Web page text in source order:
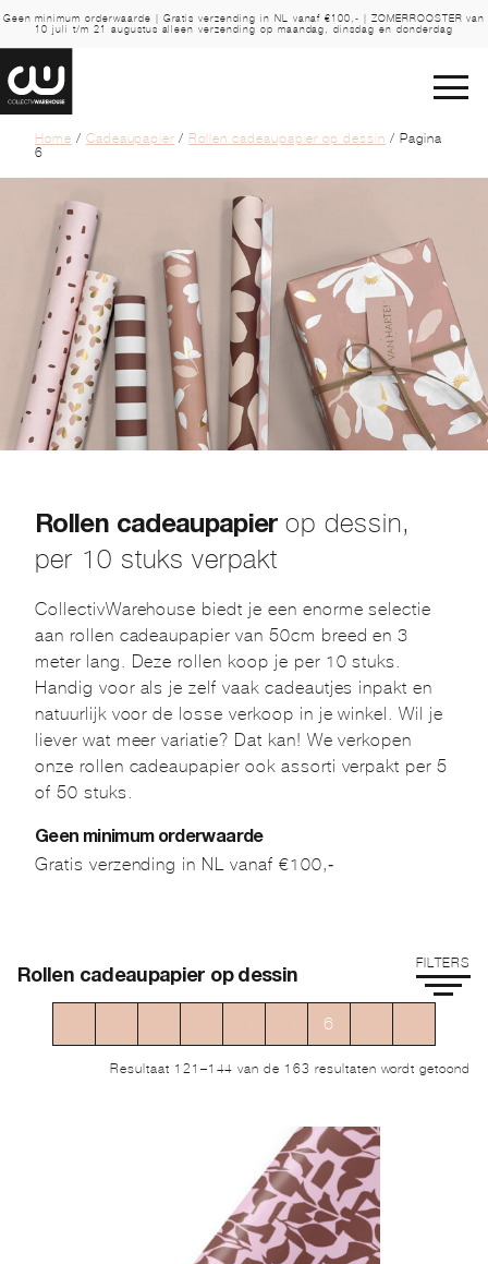
Geen minimum orderwaarde | Gratis verzending in NL vanaf €100,- | ZOMERROOSTER van
10 juli t/m 21 augustus alleen verzending op maandag, dinsdag en donderdag
Home / Cadeaupapier / Rollen cadeaupapier op dessin / Pagina
6
Rollen cadeaupapierop dessin,
per 10 stuks verpakt
CollectivWarehouse biedt je een enorme selectie
aan rollen cadeaupapier van 50cm breed en 3
meter lang. Deze rollen koop je per 10 stuks.
Handig voor als je zelf vaak cadeautjes inpakt en
natuurlijk voor de losse verkoop in je winkel. Wil je
liever wat meer variatie? Dat kan! We verkopen
onze rollen cadeaupapier ook assorti verpakt per 5
of 50 stuks.
Geen minimum orderwaarde
Gratis verzending in NL vanaf €100,-
Rollen cadeaupapier op dessin
6
FILTERS
Resultaat 121–144 van de 163 resultaten wordt getoond